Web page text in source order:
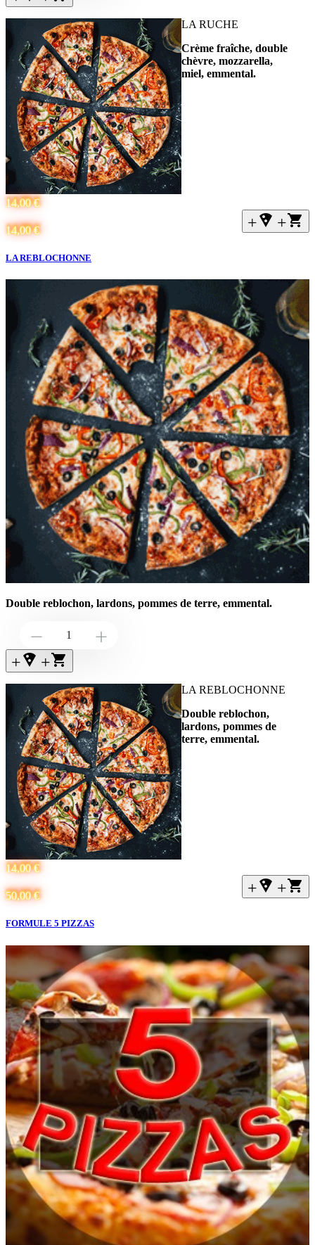
LA RUCHE
Crème fraîche, double
chèvre, mozzarella,
miel, emmental.
14,00 €
+local_pizza +
14,00 €
LA REBLOCHONNE
Double reblochon, lardons, pommes de terre, emmental.
Down
+local_pizza +
LA REBLOCHONNE
Double reblochon,
lardons, pommes de
terre, emmental.
14,00 €
+local_pizza +
50,00 €
FORMULE 5 PIZZAS